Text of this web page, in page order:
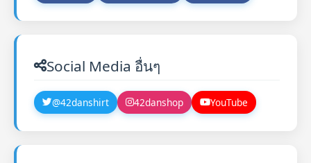
Social Media อื่นๆ
@42danshirt 42danshop YouTube